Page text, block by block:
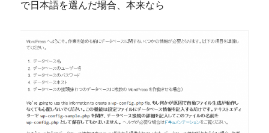
ー
に
イ
ト
ル
を
入
で日本語を選んだ場合、本来なら